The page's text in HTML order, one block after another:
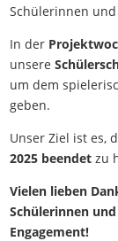
Schülerinnen
In der
unsere
um dem
geben.
Unser Ziel ist es,
2025 beendet zu
Vielen lieben
Schülerinnen
Engagement!